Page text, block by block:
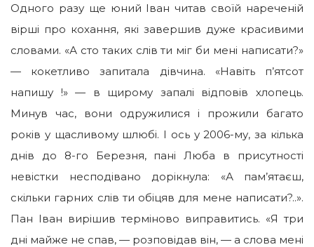
Одного разу ще юний Іван читав своїй нареченій
вірші про кохання, які завершив дуже красивими
словами. «А сто таких слів ти міг би мені написати?»
— кокетливо запитала дівчина. «Навіть п’ятсот
напишу !» — в щирому запалі відповів хлопець.
Минув час, вони одружилися і прожили багато
років у щасливому шлюбі. І ось у 2006-му, за кілька
днів до 8-го Березня, пані Люба в присутності
невістки несподівано дорікнула: «А пам’ятаєш,
скільки гарних слів ти обіцяв для мене написати?..».
Пан Іван вирішив терміново виправитись. «Я три
дні майже не спав, — розповідав він, — а слова мені